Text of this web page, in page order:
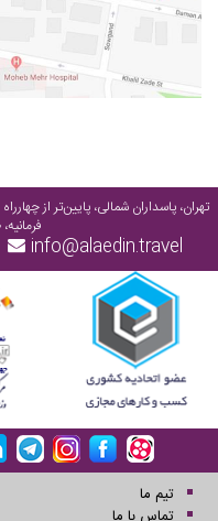
تهران، پاسداران شمالی، پایین‌تر از
فرمانیه، طبقه
info@alaedin.travel
تیم ما